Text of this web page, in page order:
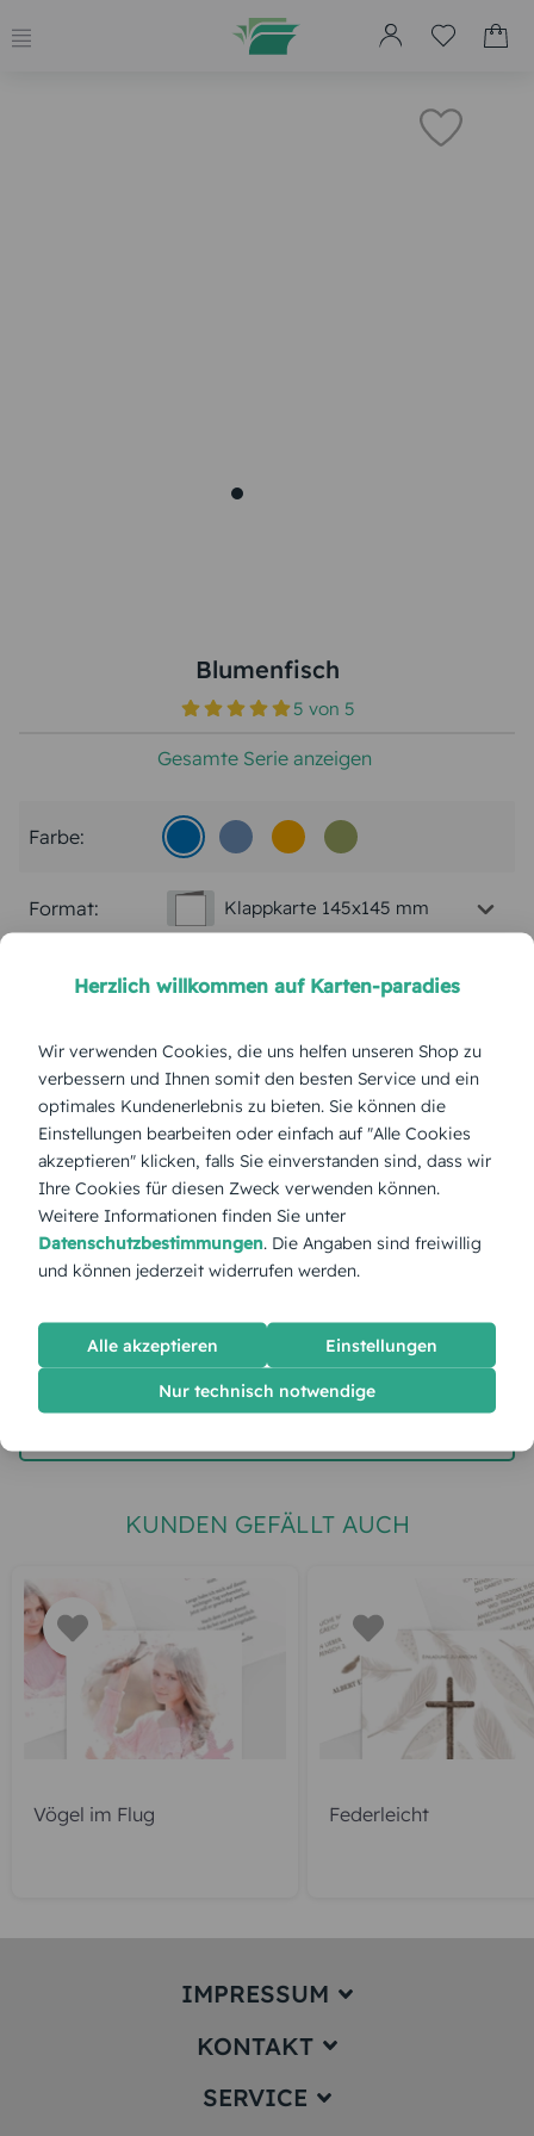
Blumenfisch
5 von 5
Gesamte Serie anzeigen
Farbe:
Format: Klappkarte 145x145 mm
Papierart: Bilderdruck
Menge:
Stückpreis: 2,60 €
Gesamtpreis: 65,00 € Inkl. MwSt. zzgl. Versand
jetzt gestalten
KUNDEN GEFÄLLT AUCH
Vögel im Flug Federleicht
IMPRESSUM
Impressum
KONTAKT
service@karten-paradies.de
SERVICE
Herzlich willkommen auf Karten-paradies
Wir verwenden Cookies, die uns helfen unseren Shop zu
verbessern und Ihnen somit den besten Service und ein
optimales Kundenerlebnis zu bieten. Sie können die
Einstellungen bearbeiten oder einfach auf "Alle Cookies
akzeptieren" klicken, falls Sie einverstanden sind, dass wir
Ihre Cookies für diesen Zweck verwenden können.
Weitere Informationen finden Sie unter
Datenschutzbestimmungen. Die Angaben sind freiwillig
und können jederzeit widerrufen werden.
Alle akzeptieren Einstellungen
Nur technisch notwendige